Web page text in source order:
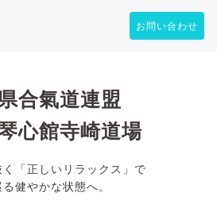
お問い合わせ
合氣道連盟
心館寺崎道場
「正しいリラックス」で
健やかな状態へ。